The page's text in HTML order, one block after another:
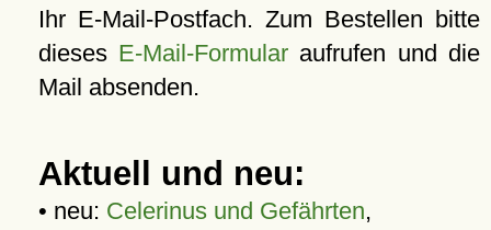
Ihr E-Mail-Postfach. Zum Bestellen bitte
dieses E-Mail-Formular aufrufen und die
Mail absenden.
Aktuell und neu:
• neu: Celerinus und Gefährten,